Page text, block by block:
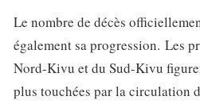
Le nombre de décès
également sa progression. Les
Nord-Kivu et du Sud-Kivu
plus touchées par la circulation